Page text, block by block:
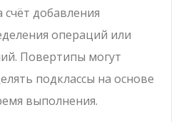
счёт добавления
операций или
Повертипы могут
подклассы на основе
выполнения.